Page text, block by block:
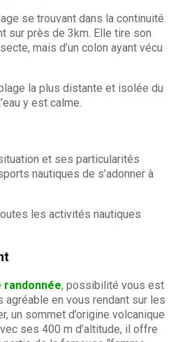
se trouvant dans la continuité
sur près de 3km. Elle tire son
mais d’un colon ayant vécu
la plus distante et isolée du
y est calme.
et ses particularités
nautiques de s’adonner à
les activités nautiques
randonnée, possibilité vous est
agréable en vous rendant sur les
un sommet d’origine volcanique
ses 400 m d’altitude, il offre